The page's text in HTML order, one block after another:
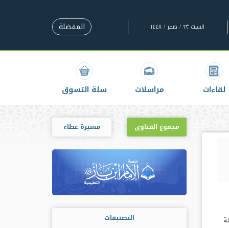
السبت ٢٣ / صفر / ١٤٤٨ المفضلة
لقاءات مراسلات سلة التسوق
مجموع الفتاوى مسيرة عطاء
التصنيفات